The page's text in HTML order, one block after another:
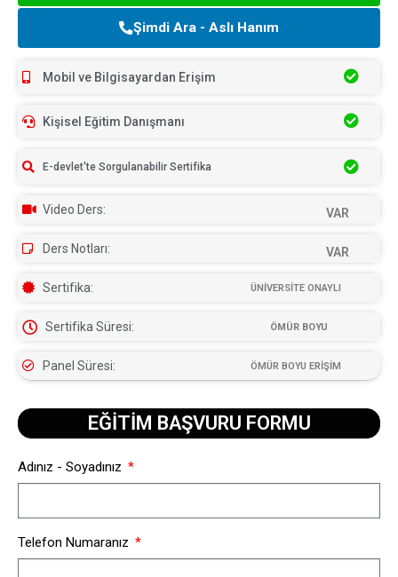
Şimdi Ara - Aslı Hanım
Mobil ve Bilgisayardan Erişim
Kişisel Eğitim Danışmanı
E-devlet'te Sorgulanabilir Sertifika
Video Ders: VAR
Ders Notları: VAR
Sertifika: ÜNİVERSİTE ONAYLI
Sertifika Süresi: ÖMÜR BOYU
Panel Süresi: ÖMÜR BOYU ERİŞİM
EĞİTİM BAŞVURU FORMU​
Adınız - Soyadınız
Telefon Numaranız